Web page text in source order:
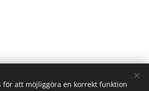
för att möjliggöra en korrekt funktion